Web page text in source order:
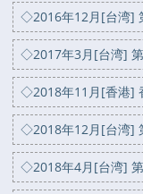
◇2016年12月[台湾]
◇2017年3月[台湾]
◇2018年11月[香港]
◇2018年12月[台湾]
◇2018年4月[台湾]